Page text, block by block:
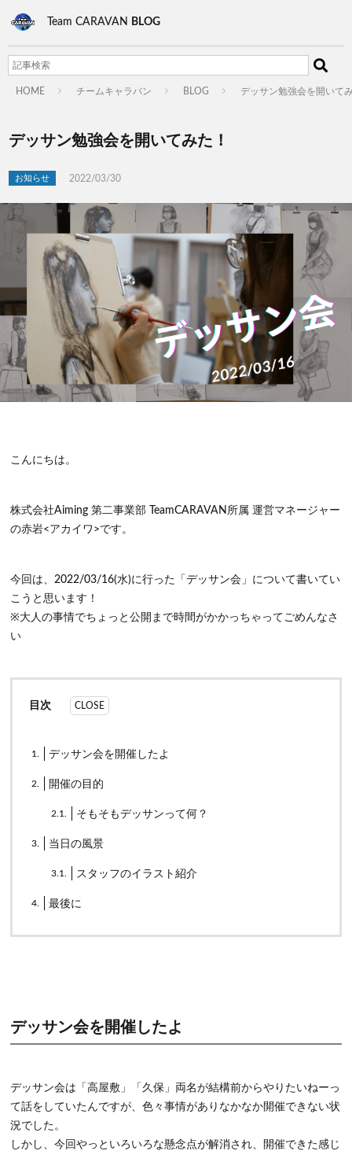
Team CARAVAN BLOG
HOME チームキャラバン BLOG デッサン勉強会を開いて
デッサン勉強会を開いてみた！
お知らせ 2022/03/30
こんにちは。
株式会社Aiming 第二事業部 TeamCARAVAN所属 運営マネージャー
の赤岩<アカイワ>です。
今回は、2022/03/16(水)に行った「デッサン会」について書いてい
こうと思います！
※大人の事情でちょっと公開まで時間がかかっちゃってごめんなさ
い
目次
1. デッサン会を開催したよ
2. 開催の目的
2.1. そもそもデッサンって何？
3. 当日の風景
3.1. スタッフのイラスト紹介
4. 最後に
デッサン会を開催したよ
デッサン会は「高屋敷」「久保」両名が結構前からやりたいねーっ
て話をしていたんですが、色々事情がありなかなか開催できない状
況でした。
しかし、今回やっといろいろな懸念点が解消され、開催できた感じ